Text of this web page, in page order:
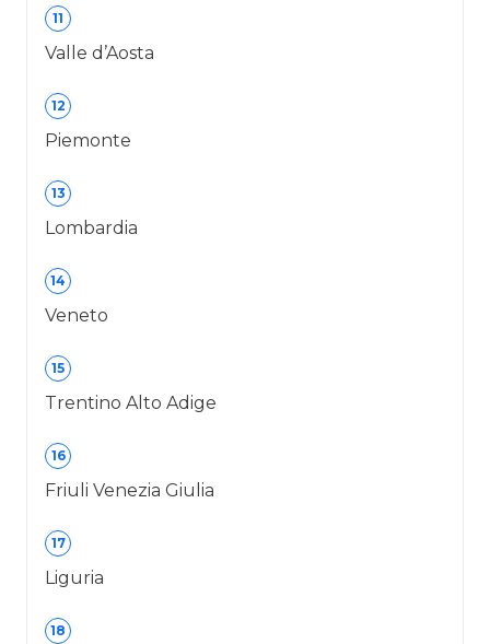
11
Valle d’Aosta
12
Piemonte
13
Lombardia
14
Veneto
15
Trentino Alto Adige
16
Friuli Venezia Giulia
17
Liguria
18